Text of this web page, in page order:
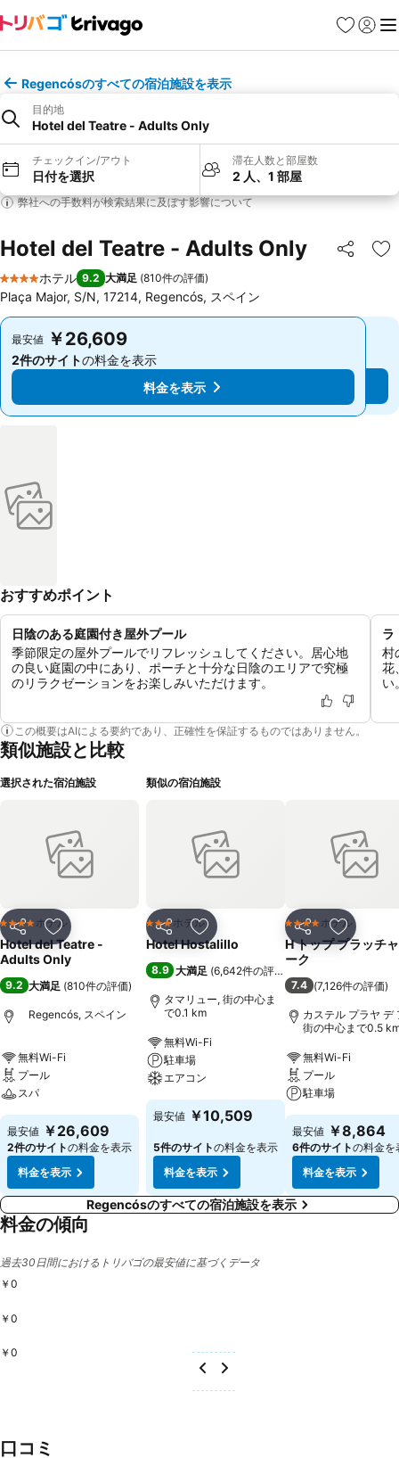
お気に入り
ログイ
メ
Regencósのすべての宿泊施設を表示
目的地
Hotel del Teatre - Adults Only
チェックイン/アウト
日付を選択
滞在人数と部屋数
2 人、1 部屋
弊社への手数料が検索結果に及ぼす影響について
Hotel del Teatre - Adults Only シェア
お
4 ホテルのランク
ホテル 9.2 大満足 (810件の評価)
Plaça Major, S/N, 17214, Regencós, スペイン
最安値 ￥26,609
2件のサイトの料金を表示
料金を表示
最安値 ￥26,609
2件のサイトの料金を表示
料金を表示
おすすめポイント
日陰のある庭園付き屋外プール
季節限定の屋外プールでリフレッシュしてください。居心地
の良い庭園の中にあり、ポーチと十分な日陰のエリアで究極
のリラクゼーションをお楽しみいただけます。
ラ
村
花
い
この概要はAIによる要約であり、正確性を保証するものではありません。
類似施設と比較
選択された宿泊施設
シェア お気に入りに追加
4 ホテルのランク
ホテル
Hotel del Teatre -
Adults Only
9.2 大満足 (810件の評価)
Regencós, スペイン
無料Wi-Fi
プール
スパ
最安値 ￥26,609
2件のサイトの料金を表示
料金を表示
類似の宿泊施設
シェア お気に入りに追加
3 ホテルのランク
ホテル
Hotel Hostalillo
8.9 大満足 (6,642件の評価
タマリュー, 街の中心ま
で0.1 km
無料Wi-Fi
駐車場
エアコン
最安値 ￥10,509
5件のサイトの料金を表示
料金を表示
シェア お気に入
4 ホテルのランク
ホテル
H トップ プラッチ
ーク
7.4 (7,126件の評価)
カステル プラヤ デ
街の中心まで0.5
無料Wi-Fi
プール
駐車場
最安値 ￥8,864
6件のサイトの料金を
料金を表示
Regencósのすべての宿泊施設を表示
料金の傾向
過去30日間におけるトリバゴの最安値に基づくデータ
￥0
￥0
￥0
口コミ